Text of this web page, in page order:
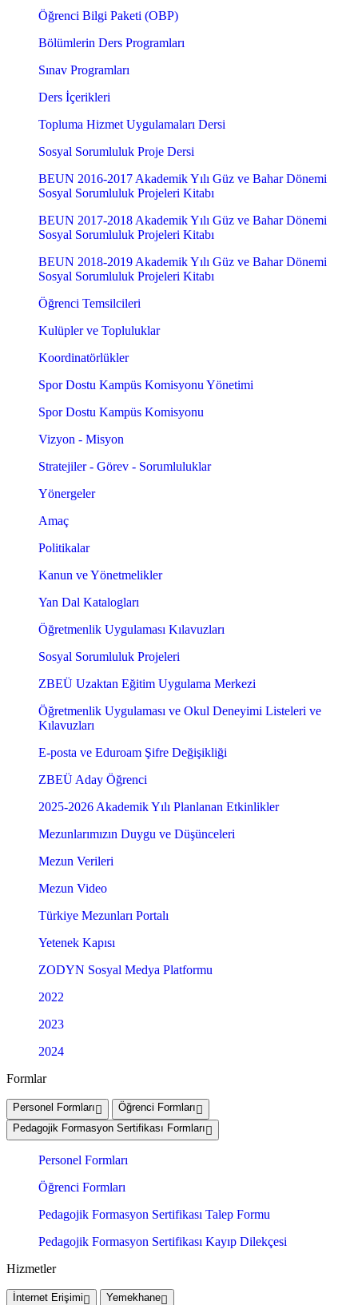
Öğrenci Bilgi Paketi (OBP)
Bölümlerin Ders Programları
Sınav Programları
Ders İçerikleri
Topluma Hizmet Uygulamaları Dersi
Sosyal Sorumluluk Proje Dersi
BEUN 2016-2017 Akademik Yılı Güz ve Bahar Dönemi
Sosyal Sorumluluk Projeleri Kitabı
BEUN 2017-2018 Akademik Yılı Güz ve Bahar Dönemi
Sosyal Sorumluluk Projeleri Kitabı
BEUN 2018-2019 Akademik Yılı Güz ve Bahar Dönemi
Sosyal Sorumluluk Projeleri Kitabı
Öğrenci Temsilcileri
Kulüpler ve Topluluklar
Koordinatörlükler
Spor Dostu Kampüs Komisyonu Yönetimi
Spor Dostu Kampüs Komisyonu
Vizyon - Misyon
Stratejiler - Görev - Sorumluluklar
Yönergeler
Amaç
Politikalar
Kanun ve Yönetmelikler
Yan Dal Katalogları
Öğretmenlik Uygulaması Kılavuzları
Sosyal Sorumluluk Projeleri
ZBEÜ Uzaktan Eğitim Uygulama Merkezi
Öğretmenlik Uygulaması ve Okul Deneyimi Listeleri ve
Kılavuzları
E-posta ve Eduroam Şifre Değişikliği
ZBEÜ Aday Öğrenci
2025-2026 Akademik Yılı Planlanan Etkinlikler
Mezunlarımızın Duygu ve Düşünceleri
Mezun Verileri
Mezun Video
Türkiye Mezunları Portalı
Yetenek Kapısı
ZODYN Sosyal Medya Platformu
2022
2023
2024
Formlar
Personel Formları
Öğrenci Formları
Pedagojik Formasyon Sertifikası Formları
Personel Formları
Öğrenci Formları
Pedagojik Formasyon Sertifikası Talep Formu
Pedagojik Formasyon Sertifikası Kayıp Dilekçesi
Hizmetler
İnternet Erişimi Yemekhane